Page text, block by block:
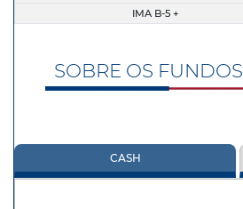
IMA B-5 +
SOBRE OS FUNDOS
CASH